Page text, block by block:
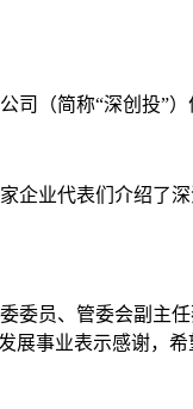
（简称“深创投”
业代表们介绍了
委员、管委会副主
事业表示感谢，